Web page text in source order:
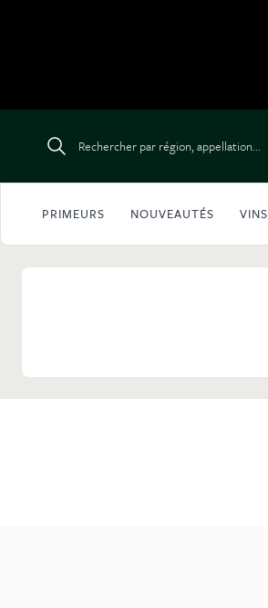
Rechercher par région, appellation...
PRIMEURS NOUVEAUTÉS VINS